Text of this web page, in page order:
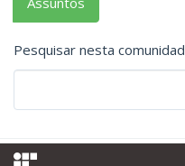
Pesquisar nesta